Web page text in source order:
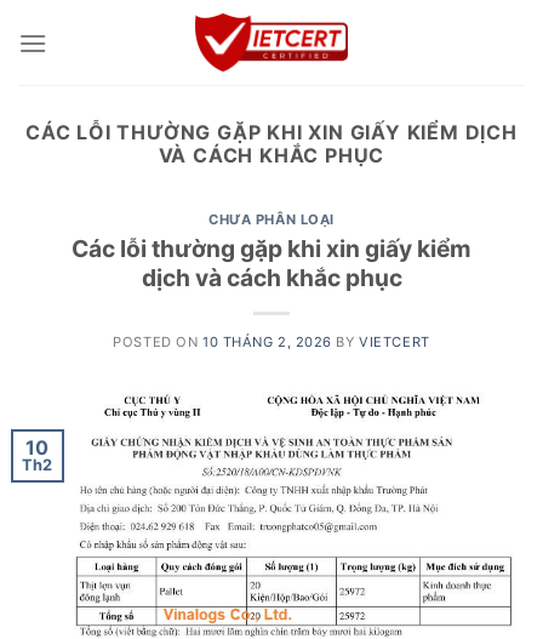
CÁC LỖI THƯỜNG GẶP KHI XIN GIẤY KIỂM DỊCH
VÀ CÁCH KHẮC PHỤC
CHƯA PHÂN LOẠI
Các lỗi thường gặp khi xin giấy kiểm
dịch và cách khắc phục
POSTED ON 10 THÁNG 2, 2026 BYVIETCERT
10
Th2